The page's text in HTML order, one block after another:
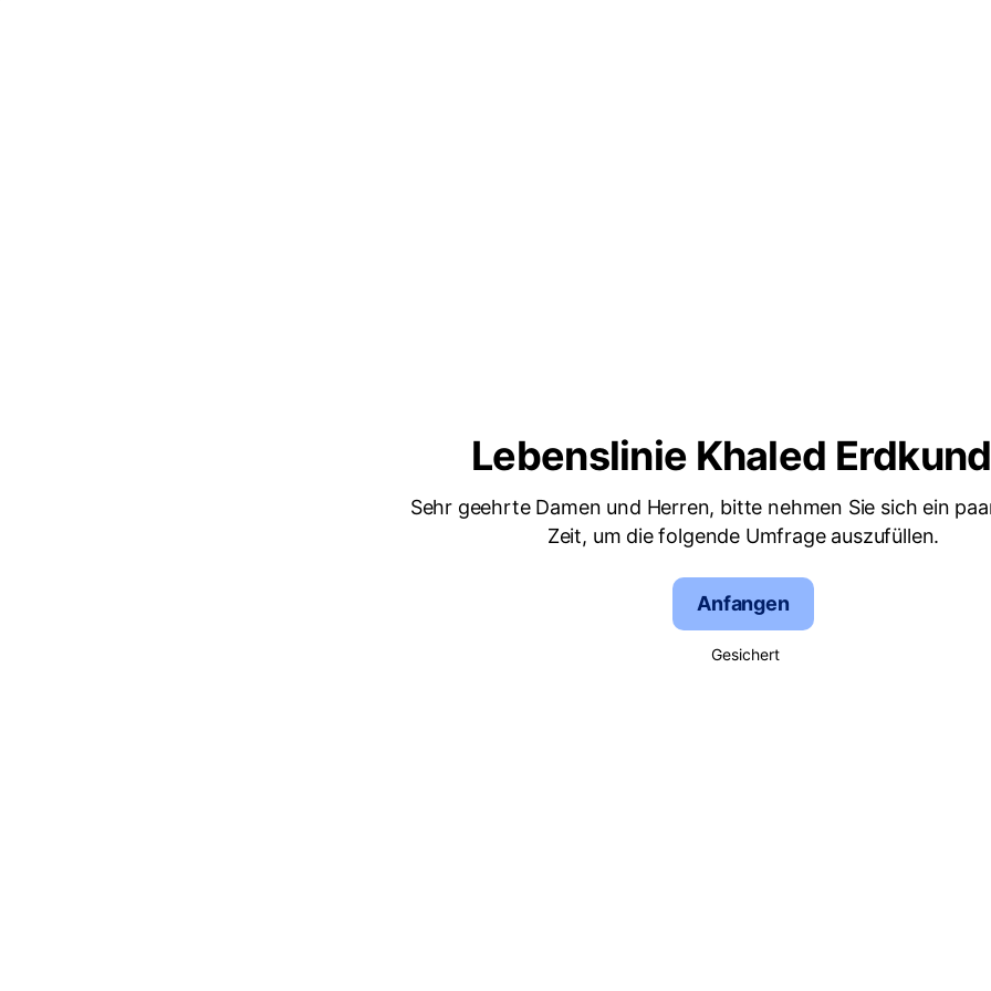
Lebenslinie Khaled
Sehr geehrte Damen und Herren, bitte nehmen Sie sich ein
Zeit, um die folgende Umfrage auszufüllen.
Anfangen
Gesichert